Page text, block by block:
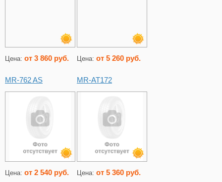
Цена: от 3 860 руб. Цена: от 5 260 руб.
MR-762 AS
Цена: от 2 540 руб.
MR-AT172
Цена: от 5 360 руб.